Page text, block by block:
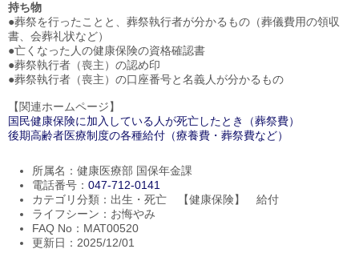
持ち物
●葬祭を行ったことと、葬祭執行者が分かるもの（葬儀費用の領収
書、会葬礼状など）
●亡くなった人の健康保険の資格確認書
●葬祭執行者（喪主）の認め印
●葬祭執行者（喪主）の口座番号と名義人が分かるもの
【関連ホームページ】
国民健康保険に加入している人が死亡したとき（葬祭費）
後期高齢者医療制度の各種給付（療養費・葬祭費など）
所属名：健康医療部 国保年金課
電話番号： 047-712-0141
カテゴリ分類：出生・死亡 【健康保険】 給付
ライフシーン：お悔やみ
FAQ No：MAT00520
更新日：2025/12/01